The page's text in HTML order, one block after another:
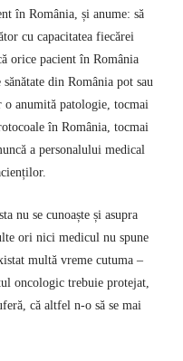
în România, și anume: să
cu capacitatea fiecărei
orice pacient în România
din România pot sau
o anumită patologie, tocmai
în România, tocmai
a personalului medical
nu se cunoaște și asupra
ori nici medicul nu spune
multă vreme cutuma –
oncologic trebuie protejat,
că altfel n-o să se mai